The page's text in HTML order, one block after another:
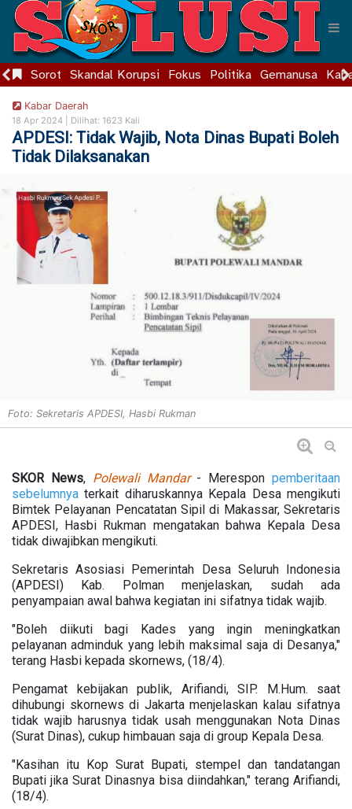
Sorot Skandal Korupsi Fokus Politika Gemanusa
Kabar Daerah
18 Apr 2024 | Dilihat: 1623 Kali
APDESI: Tidak Wajib, Nota Dinas Bupati Boleh
Tidak Dilaksanakan
Foto: Sekretaris APDESI, Hasbi Rukman
SKOR News, Polewali Mandar- Meresponpemberitaan
sebelumnya terkait diharuskannya Kepala Desa mengikuti
Bimtek Pelayanan Pencatatan Sipil di Makassar, Sekretaris
APDESI, Hasbi Rukman mengatakan bahwa Kepala Desa
tidak diwajibkan mengikuti.
Sekretaris Asosiasi Pemerintah Desa Seluruh Indonesia
(APDESI) Kab. Polman menjelaskan, sudah ada
penyampaian awal bahwa kegiatan ini sifatnya tidak wajib.
"Boleh diikuti bagi Kades yang ingin meningkatkan
pelayanan adminduk yang lebih maksimal saja di Desanya,"
terang Hasbi kepada skornews, (18/4).
Pengamat kebijakan publik, Arifiandi, SIP. M.Hum. saat
dihubungi skornews di Jakarta menjelaskan kalau sifatnya
tidak wajib harusnya tidak usah menggunakan Nota Dinas
(Surat Dinas), cukup himbauan saja di group Kepala Desa.
"Kasihan itu Kop Surat Bupati, stempel dan tandatangan
Bupati jika Surat Dinasnya bisa diindahkan," terang Arifiandi,
(18/4).